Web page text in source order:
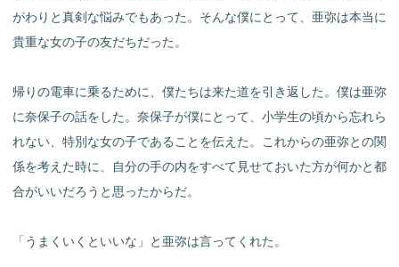
がわりと真剣な悩みでもあった。そんな僕にとって、亜弥は本当に
貴重な女の子の友だちだった。
帰りの電車に乗るために、僕たちは来た道を引き返した。僕は亜弥
に奈保子の話をした。奈保子が僕にとって、小学生の頃から忘れら
れない、特別な女の子であることを伝えた。これからの亜弥との関
係を考えた時に、自分の手の内をすべて見せておいた方が何かと都
合がいいだろうと思ったからだ。
「うまくいくといいな」と亜弥は言ってくれた。